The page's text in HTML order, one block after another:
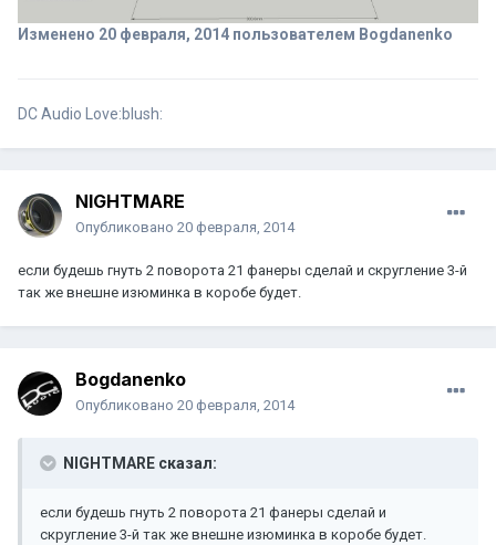
Изменено 20 февраля, 2014 пользователем Bogdanenko
DC Audio Love:blush:
NIGHTMARE
Опубликовано 20 февраля, 2014
если будешь гнуть 2 поворота 21 фанеры сделай и скругление 3-й
так же внешне изюминка в коробе будет.
Bogdanenko
Опубликовано 20 февраля, 2014
NIGHTMARE сказал:
если будешь гнуть 2 поворота 21 фанеры сделай и
скругление 3-й так же внешне изюминка в коробе будет.